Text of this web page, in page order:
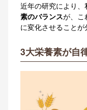
近年の研究により
素のバランスが、こ
に変化させること
3大栄養素が自